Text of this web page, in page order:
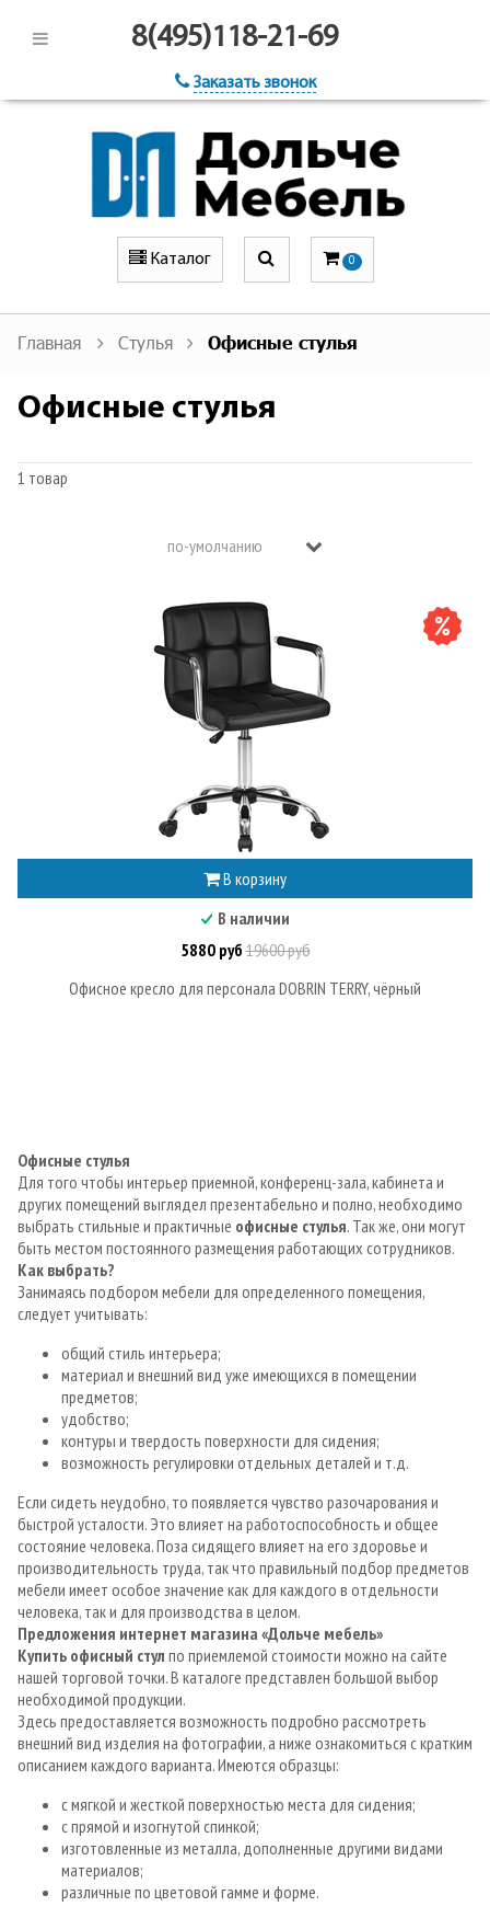
8(495)118-21-69
Заказать звонок
Каталог 0
Главная Стулья Офисные стулья
Офисные стулья
1 товар
В корзину
В наличии
5880 руб19600 руб
Офисное кресло для персонала DOBRIN TERRY, чёрный
Офисные стулья
Для того чтобы интерьер приемной, конференц-зала, кабинета и
других помещений выглядел презентабельно и полно, необходимо
выбрать стильные и практичные офисные стулья. Так же, они могут
быть местом постоянного размещения работающих сотрудников.
Как выбрать?
Занимаясь подбором мебели для определенного помещения,
следует учитывать:
общий стиль интерьера;
материал и внешний вид уже имеющихся в помещении
предметов;
удобство;
контуры и твердость поверхности для сидения;
возможность регулировки отдельных деталей и т.д.
Если сидеть неудобно, то появляется чувство разочарования и
быстрой усталости. Это влияет на работоспособность и общее
состояние человека. Поза сидящего влияет на его здоровье и
производительность труда, так что правильный подбор предметов
мебели имеет особое значение как для каждого в отдельности
человека, так и для производства в целом.
Предложения интернет магазина «Дольче мебель»
Купить офисный стул по приемлемой стоимости можно на сайте
нашей торговой точки. В каталоге представлен большой выбор
необходимой продукции.
Здесь предоставляется возможность подробно рассмотреть
внешний вид изделия на фотографии, а ниже ознакомиться с кратким
описанием каждого варианта. Имеются образцы:
с мягкой и жесткой поверхностью места для сидения;
с прямой и изогнутой спинкой;
изготовленные из металла, дополненные другими видами
материалов;
различные по цветовой гамме и форме.